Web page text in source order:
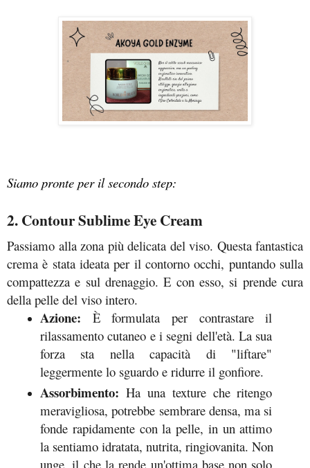
Siamo pronte per il secondo step:
2. Contour Sublime Eye Cream
Passiamo alla zona più delicata del viso. Questa fantastica
crema è stata ideata per il contorno occhi, puntando sulla
compattezza e sul drenaggio. E con esso, si prende cura
della pelle del viso intero.
Azione: È formulata per contrastare il
rilassamento cutaneo e i segni dell'età. La sua
forza sta nella capacità di "liftare"
leggermente lo sguardo e ridurre il gonfiore.
Assorbimento: Ha una texture che ritengo
meravigliosa, potrebbe sembrare densa, ma si
fonde rapidamente con la pelle, in un attimo
la sentiamo idratata, nutrita, ringiovanita. Non
unge, il che la rende un'ottima base non solo